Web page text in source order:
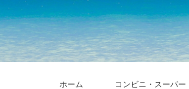
ホーム コンビニ・スーパー